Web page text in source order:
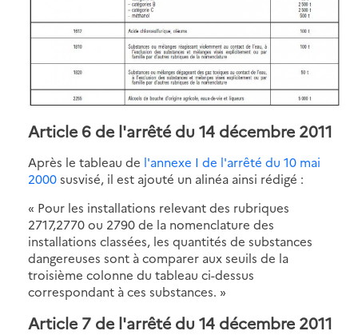
Article 6 de l'arrêté du 14 décembre 2011
Après le tableau de l'annexe I de l'arrêté du 10 mai
2000susvisé, il est ajouté un alinéa ainsi rédigé :
« Pour les installations relevant des rubriques
2717,2770 ou 2790 de la nomenclature des
installations classées, les quantités de substances
dangereuses sont à comparer aux seuils de la
troisième colonne du tableau ci-dessus
correspondant à ces substances. »
Article 7 de l'arrêté du 14 décembre 2011